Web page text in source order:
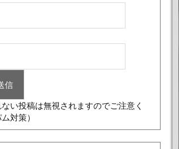
い投稿は無視されますのでご注意く
ム対策）